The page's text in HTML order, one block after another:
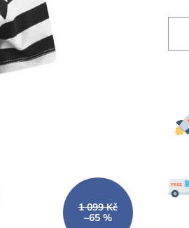
1 099 Kč
–65 %